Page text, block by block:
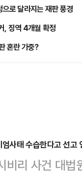
로 달라지는 재판 풍경
징역 4개월 확정
혼란 가중?
엄사태 수습한다고 선
비리 사건 대